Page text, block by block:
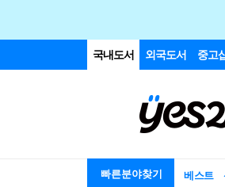
국내도서 외국도서 중고
빠른분야찾기 베스트